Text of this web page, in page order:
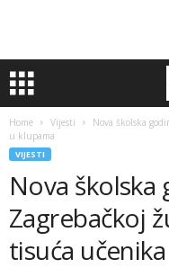
Home Vijesti
Nova školska
u klupama
VIJESTI
Nova školska
Zagrebačkoj
tisuća